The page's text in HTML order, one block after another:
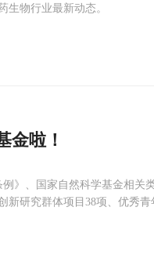
生物行业最新动态。
金啦！
》、国家自然科学基金相关
新研究群体项目38项、优秀青